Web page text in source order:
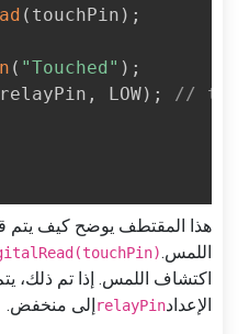
(touchPin )
("Touched" )
(relayPin , LOW )
//
هذا المقتطف يوضح كيف يتم
اللمس.
اكتشاف اللمس. إذا تم ذلك،
الإعداد relayPinإلى منخفض.